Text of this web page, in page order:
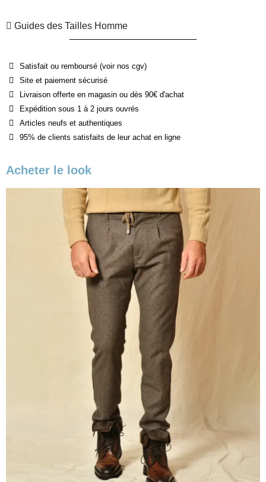
Guides des Tailles Homme
Satisfait ou remboursé (voir nos cgv)
Site et paiement sécurisé
Livraison offerte en magasin ou dès 90€ d'achat
Expédition sous 1 à 2 jours ouvrés
Articles neufs et authentiques
95% de clients satisfaits de leur achat en ligne
Acheter le look